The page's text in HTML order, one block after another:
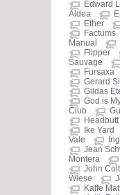
Edward
Aldea
Ether
Factums
Manual
Flipper
Sauvage
Fursaxa
Gerard
Gildas
God is
Club
Headbutt
Ike Yard
Vale
Jean
Montera
John
Wiese
Kaffe